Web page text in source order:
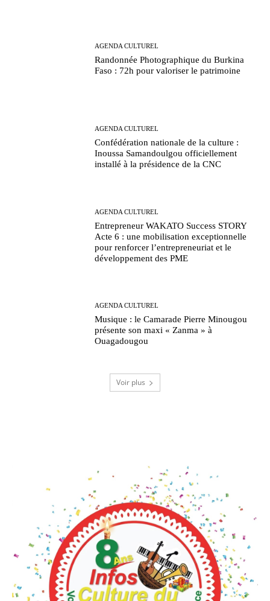
AGENDA CULTUREL
Randonnée Photographique du Burkina
Faso : 72h pour valoriser le patrimoine
AGENDA CULTUREL
Confédération nationale de la culture :
Inoussa Samandoulgou officiellement
installé à la présidence de la CNC
AGENDA CULTUREL
Entrepreneur WAKATO Success STORY
Acte 6 : une mobilisation exceptionnelle
pour renforcer l’entrepreneuriat et le
développement des PME
AGENDA CULTUREL
Musique : le Camarade Pierre Minougou
présente son maxi « Zanma » à
Ouagadougou
Voir plus